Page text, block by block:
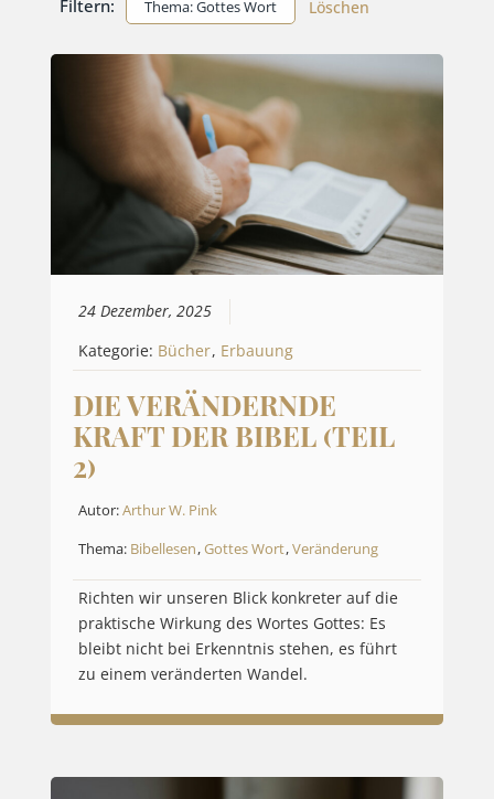
Filtern: Thema: Gottes Wort Löschen
24 Dezember, 2025
Kategorie: Bücher, Erbauung
DIE VERÄNDERNDE
KRAFT DER BIBEL (TEIL
2)
Autor:Arthur W. Pink
Thema: Bibellesen,Gottes Wort,Veränderung
Richten wir unseren Blick konkreter auf die
praktische Wirkung des Wortes Gottes: Es
bleibt nicht bei Erkenntnis stehen, es führt
zu einem veränderten Wandel.